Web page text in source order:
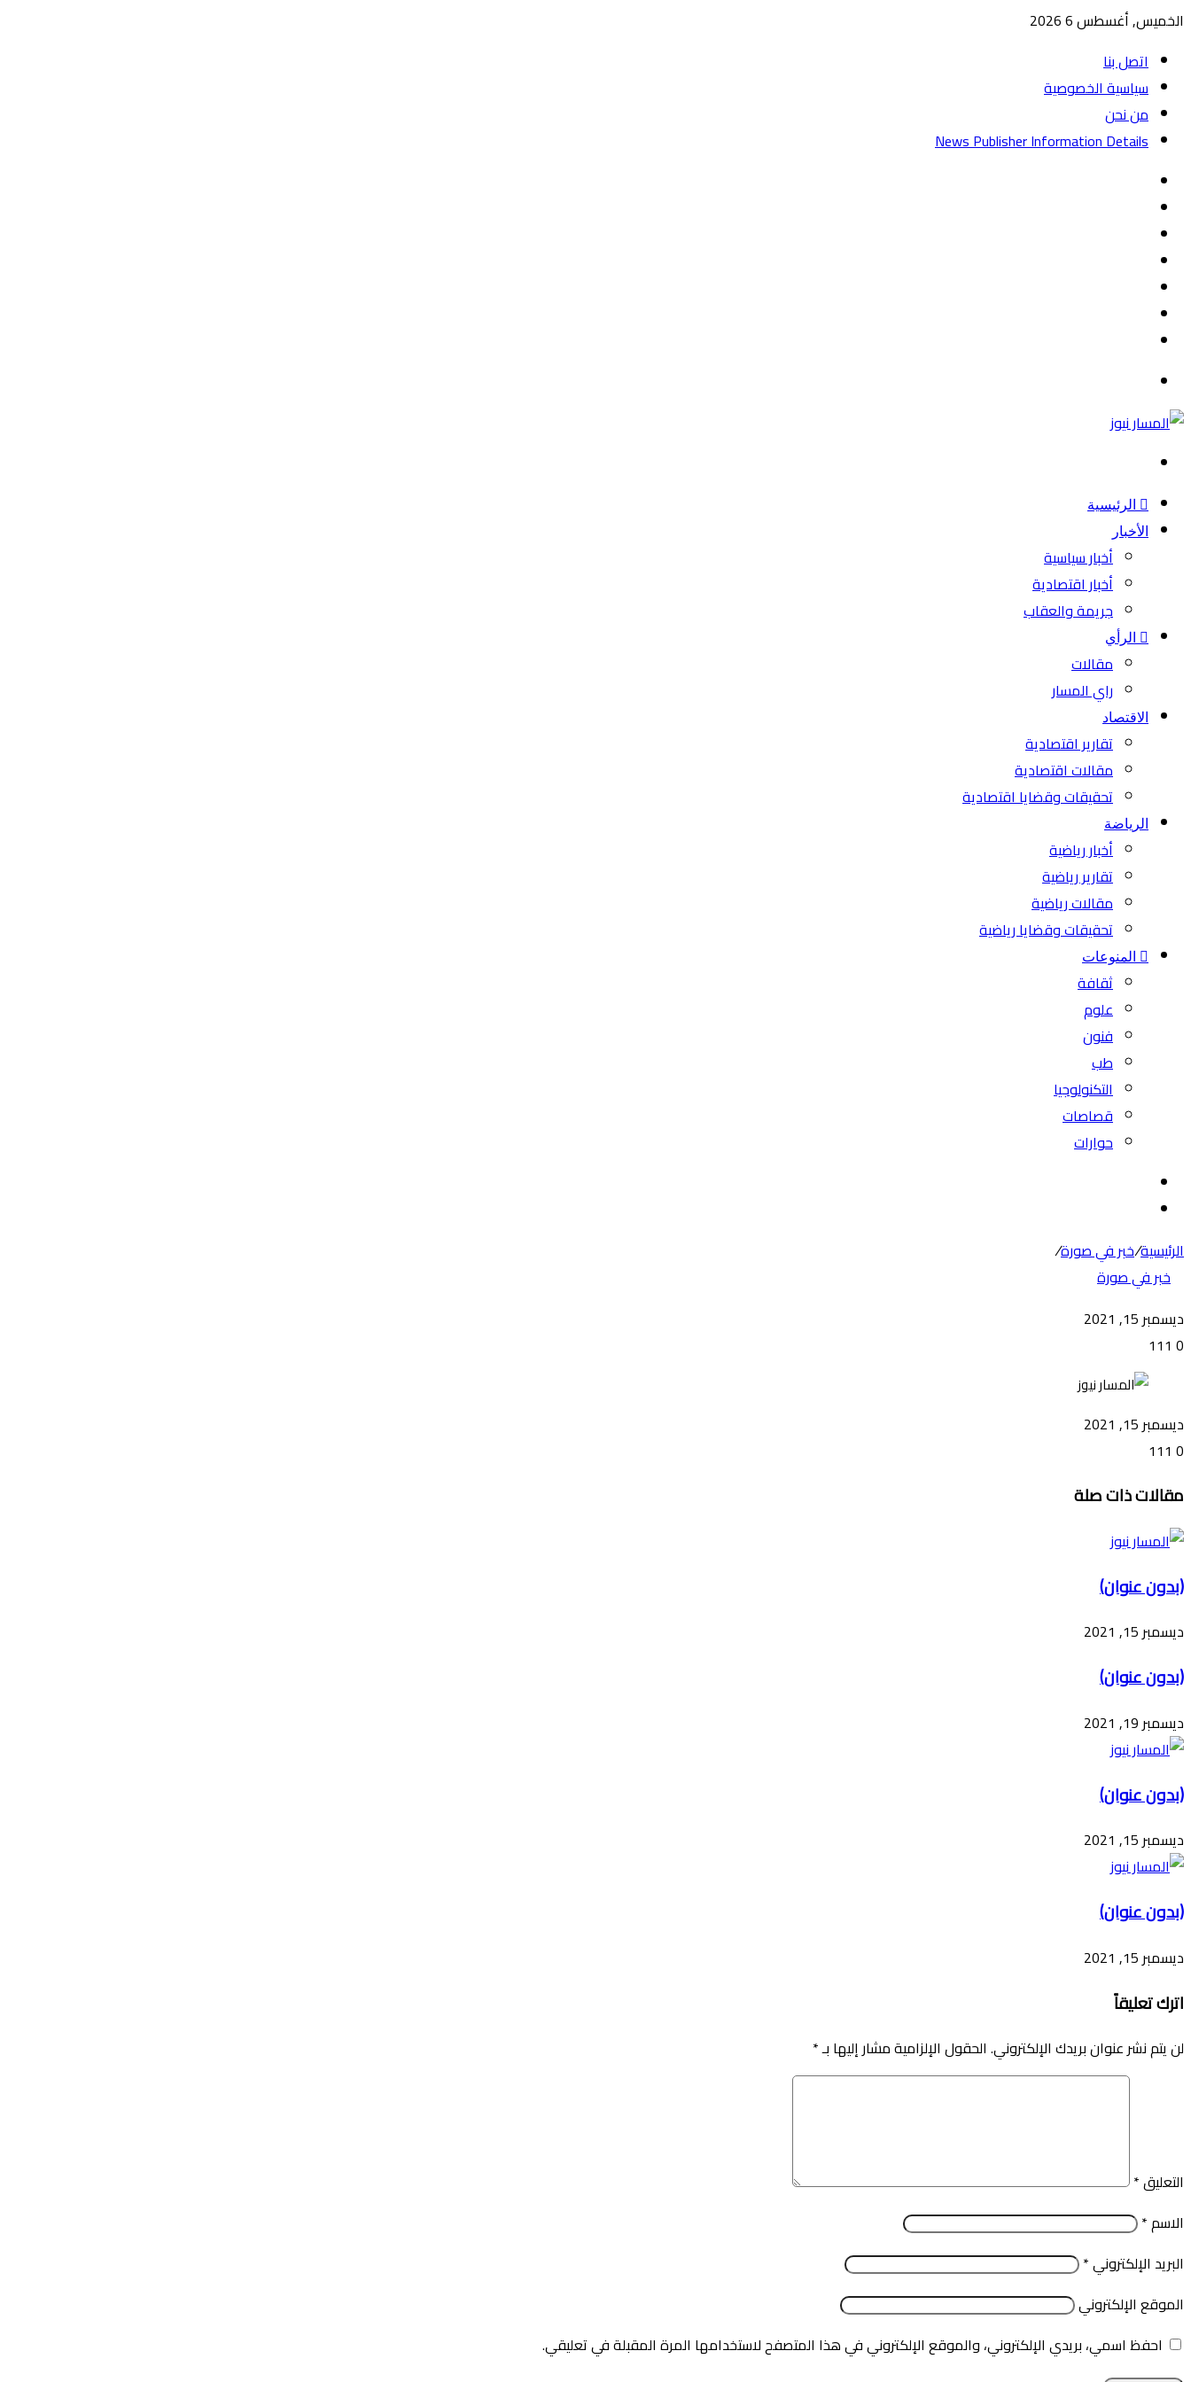
الخميس, أغسطس 6 2026
اتصل بنا
سياسية الخصوصية
من نحن
News Publisher Information Details
الرئيسية
الأخبار
أخبار سياسية
أخبار اقتصادية
جريمة والعقاب
الرأي
مقالات
راي المسار
الاقتصاد
تقارير اقتصادية
مقالات اقتصادية
تحقيقات وقضايا اقتصادية
الرياضة
أخبار رياضية
تقارير رياضية
مقالات رياضية
تحقيقات وقضايا رياضية
المنوعات
ثقافة
علوم
فنون
طب
التكنولوجيا
قصاصات
حوارات
الرئيسية/خبر في صورة/
خبر في صورة
ديسمبر 15, 2021
0
ديسمبر 15, 2021
0
عبر
البريد
مقالات ذات صلة
(بدون عنوان)
ديسمبر 15, 2021
(بدون عنوان)
ديسمبر 19, 2021
(بدون عنوان)
ديسمبر 15, 2021
(بدون عنوان)
ديسمبر 15, 2021
اترك تعليقاً
لن يتم نشر عنوان بريدك الإلكتروني. الحقول الإلزامية مشار إليها بـ*
التعليق*
الاسم*
البريد الإلكتروني*
الموقع الإلكتروني
احفظ اسمي، بريدي الإلكتروني، والموقع الإلكتروني في هذا المتصفح لاستخدامها المرة المقبلة في تعليقي.